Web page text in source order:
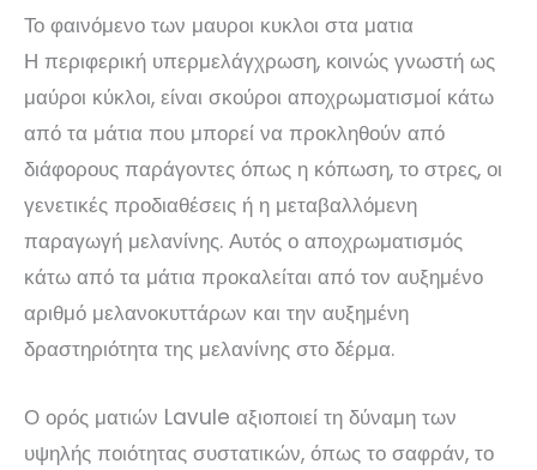
Το φαινόμενο των μαυροι κυκλοι στα ματια
Η περιφερική υπερμελάγχρωση, κοινώς γνωστή ως
μαύροι κύκλοι, είναι σκούροι αποχρωματισμοί κάτω
από τα μάτια που μπορεί να προκληθούν από
διάφορους παράγοντες όπως η κόπωση, το στρες, οι
γενετικές προδιαθέσεις ή η μεταβαλλόμενη
παραγωγή μελανίνης. Αυτός ο αποχρωματισμός
κάτω από τα μάτια προκαλείται από τον αυξημένο
αριθμό μελανοκυττάρων και την αυξημένη
δραστηριότητα της μελανίνης στο δέρμα.
Ο ορός ματιών Lavule αξιοποιεί τη δύναμη των
υψηλής ποιότητας συστατικών, όπως το σαφράν, το